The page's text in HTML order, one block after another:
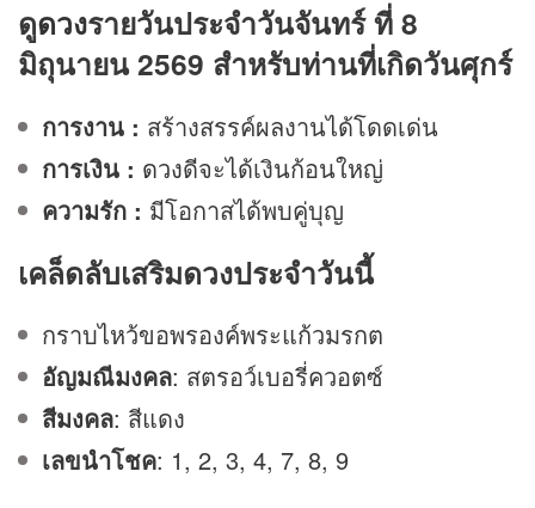
ดูดวงรายวันประจำวันจันทร์ ที่ 8
มิถุนายน 2569 สำหรับท่านที่เกิดวันศุกร์
การงาน : สร้างสรรค์ผลงานได้โดดเด่น
การเงิน : ดวงดีจะได้เงินก้อนใหญ่
ความรัก : มีโอกาสได้พบคู่บุญ
เคล็ดลับเสริมดวงประจำวันนี้
กราบไหว้ขอพรองค์พระแก้วมรกต
อัญมณีมงคล: สตรอว์เบอรี่ควอตซ์
สีมงคล: สีแดง
เลขนำโชค: 1, 2, 3, 4, 7, 8, 9